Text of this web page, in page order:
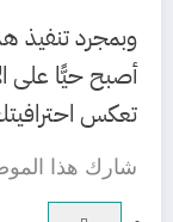
وبمجرد
أصبح حيًّا على
تعكس
شارك هذا